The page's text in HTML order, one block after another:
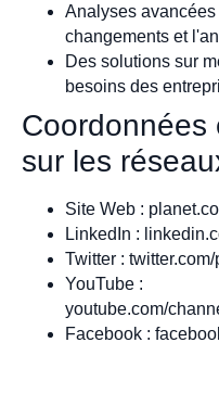
Analyses
changements et
Des solutions sur
besoins des
Coordonnées
sur les
Site Web :
LinkedIn :
Twitter :
YouTube :
youtube.com/
Facebook :